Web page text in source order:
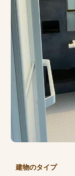
建物のタイプ